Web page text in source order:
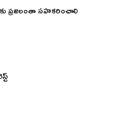
ప్రజలంతా సహకరించాలి